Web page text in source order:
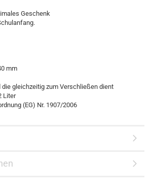
Geschenk
mm
gleichzeitig zum Verschließen dient
Liter
(EG) Nr. 1907/2006